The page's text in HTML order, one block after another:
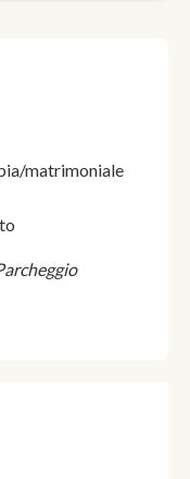
matrimoniale